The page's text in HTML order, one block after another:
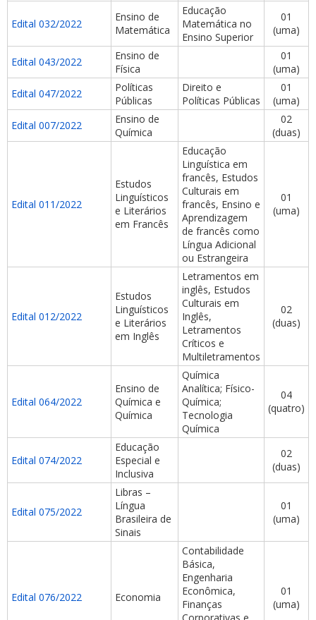
Edital 032/2022
Ensino de
Matemática
Educação
Matemática no
Ensino Superior
01
(uma)
Edital 043/2022
Ensino de
Física
01
(uma)
Edital 047/2022
Políticas
Públicas
Direito e
Políticas Públicas
01
(uma)
Edital 007/2022
Ensino de
Química
02
(duas)
Edital 011/2022
Estudos
Linguísticos
e Literários
em Francês
Educação
Linguística em
francês, Estudos
Culturais em
francês, Ensino e
Aprendizagem
de francês como
Língua Adicional
ou Estrangeira
01
(uma)
Edital 012/2022
Estudos
Linguísticos
e Literários
em Inglês
Letramentos em
inglês, Estudos
Culturais em
Inglês,
Letramentos
Críticos e
Multiletramentos
02
(duas)
Edital 064/2022
Ensino de
Química e
Química
Química
Analítica; Físico-
Química;
Tecnologia
Química
04
(quatro)
Edital 074/2022
Educação
Especial e
Inclusiva
02
(duas)
Edital 075/2022
Libras –
Língua
Brasileira de
Sinais
01
(uma)
Edital 076/2022 Economia
Contabilidade
Básica,
Engenharia
Econômica,
Finanças
01
(uma)